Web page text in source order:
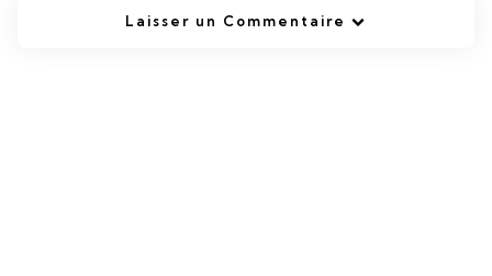
Laisser un Commentaire